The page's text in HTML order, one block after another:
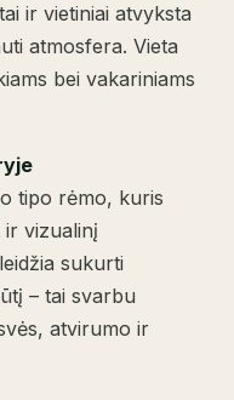
ir vietiniai atvyksta
atmosfera. Vieta
bei vakariniams
tipo rėmo, kuris
vizualinį
sukurti
– tai svarbu
atvirumo ir